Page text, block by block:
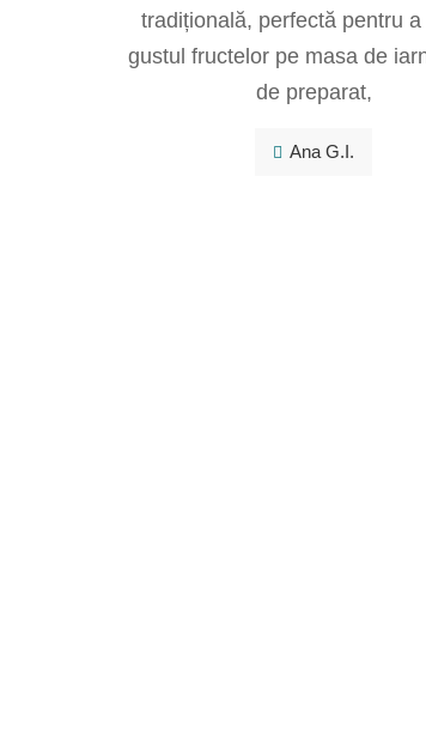
tradițională, perfectă pentru
gustul fructelor pe masa de
de preparat,
Ana G.I.